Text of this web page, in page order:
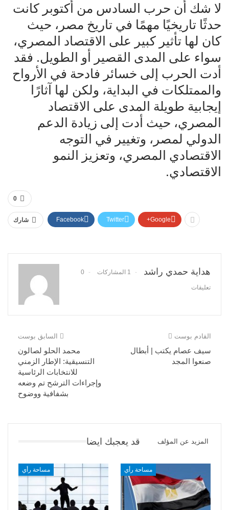
لا شك أن حرب السادس من أكتوبر كانت
حدثًا تاريخيًا مهمًا في تاريخ مصر، حيث
كان لها تأثير كبير على الاقتصاد المصري،
سواء على المدى القصير أو الطويل. فقد
أدت الحرب إلى خسائر فادحة في الأرواح
والممتلكات في البداية، ولكن لها آثارًا
إيجابية طويلة المدى على الاقتصاد
المصري، حيث أدت إلى زيادة الدعم
الدولي لمصر، وتغيير في التوجه
الاقتصادي المصري، وتعزيز النمو
الاقتصادي.
0
شارك Facebook Twitter Google+
هداية حمدي راشد 1 المشاركات 0
تعليقات
السابق بوست
محمد الحلو لصالون
التنسيقية: الإطار الزمني
للانتخابات الرئاسية
وإجراءات الترشح تم وضعه
بشفافية ووضوح
القادم بوست
سيف عصام يكتب | أبطال
صنعوا المجد
قد يعجبك ايضا المزيد عن المؤلف
مساحة رأي مساحة رأي